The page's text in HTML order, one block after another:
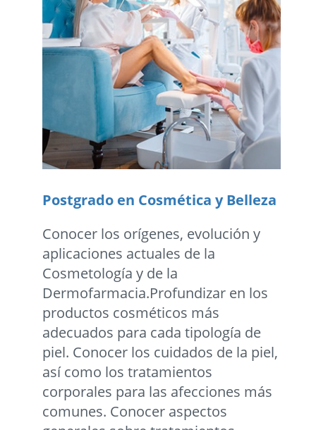
Postgrado en Cosmética y Belleza
Conocer los orígenes, evolución y
aplicaciones actuales de la
Cosmetología y de la
Dermofarmacia.Profundizar en los
productos cosméticos más
adecuados para cada tipología de
piel. Conocer los cuidados de la piel,
así como los tratamientos
corporales para las afecciones más
comunes. Conocer aspectos